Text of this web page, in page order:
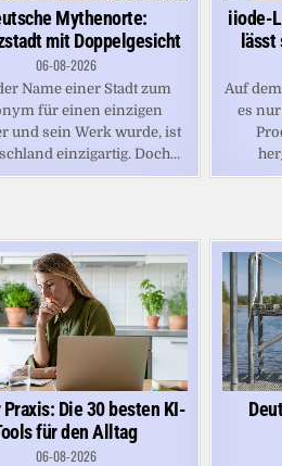
Mythenorte:
mit Doppelgesicht
06-08-2026
Name einer Stadt zum
für einen einzigen
und sein Werk wurde, ist
einzigartig. Doch...
iiode-
lässt
Auf
es
Die 30 besten KI-
für den Alltag
06-08-2026